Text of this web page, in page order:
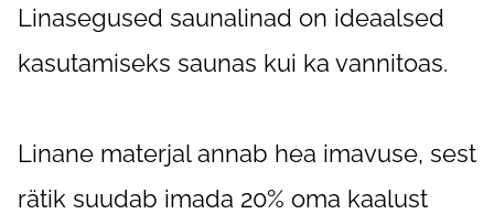
Linasegused saunalinad on ideaalsed
kasutamiseks saunas kui ka vannitoas.
Linane materjal annab hea imavuse, sest
rätik suudab imada 20% oma kaalust